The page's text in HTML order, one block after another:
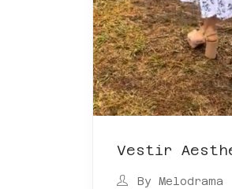
Vestir
By Melodrama